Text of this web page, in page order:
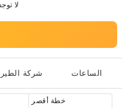
*لا
شركة الساعات
خطة أقصر